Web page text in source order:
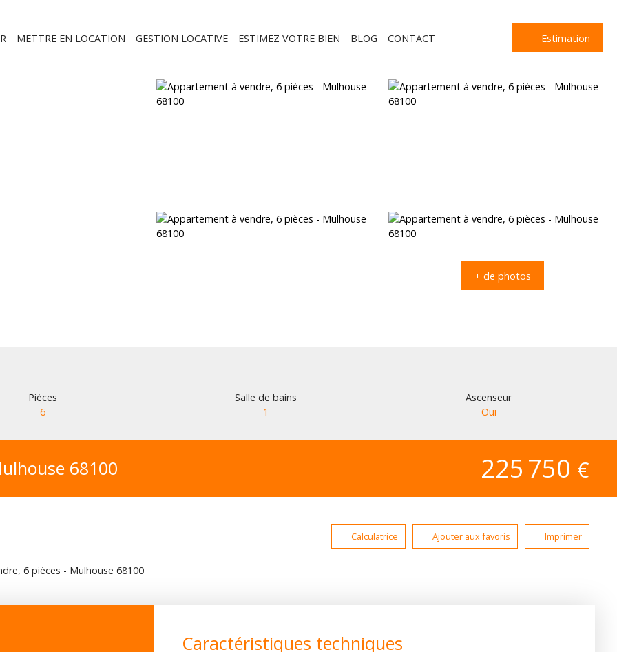
METTRE EN LOCATION GESTION LOCATIVE ESTIMEZ VOTRE BIEN BLOG CONTACT Estimation
+ de photos
Pièces
6
Salle de bains
1
Ascenseur
Oui
68100 225 750 €
Calculatrice Ajouter aux favoris Imprimer
6 pièces - Mulhouse 68100
Caractéristiques techniques